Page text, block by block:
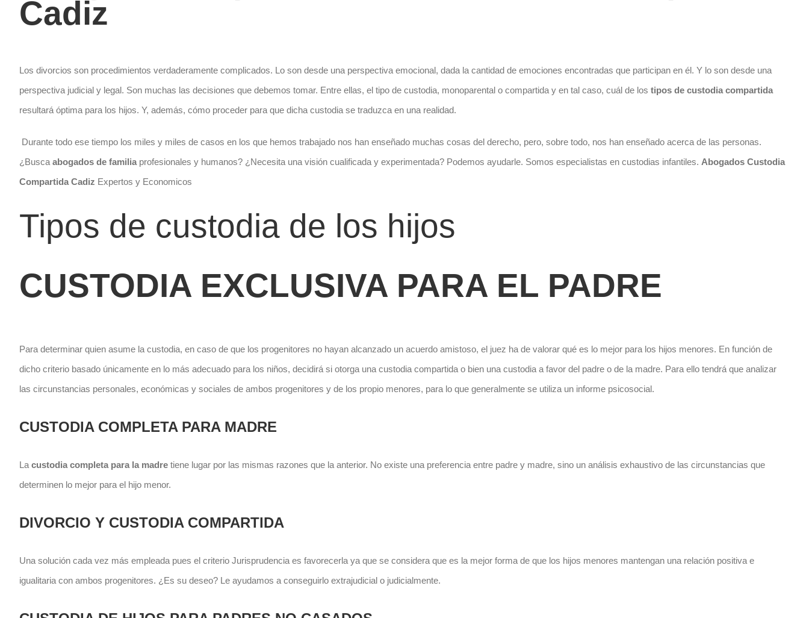
Cadiz
Los divorcios son procedimientos verdaderamente complicados. Lo son desde una perspectiva emocional, dada la cantidad de emociones encontradas que participan en él. Y lo son desde una
perspectiva judicial y legal. Son muchas las decisiones que debemos tomar. Entre ellas, el tipo de custodia, monoparental o compartida y en tal caso, cuál de los tipos de custodia compartida
resultará óptima para los hijos. Y, además, cómo proceder para que dicha custodia se traduzca en una realidad.
Durante todo ese tiempo los miles y miles de casos en los que hemos trabajado nos han enseñado muchas cosas del derecho, pero, sobre todo, nos han enseñado acerca de las personas.
¿Busca abogados de familiaprofesionales y humanos? ¿Necesita una visión cualificada y experimentada? Podemos ayudarle. Somos especialistas en custodias infantiles. Abogados Custodia
Compartida Cadiz Expertos y Economicos
Tipos de custodia de los hijos
CUSTODIA EXCLUSIVA PARA EL PADRE
Para determinar quien asume la custodia, en caso de que los progenitores no hayan alcanzado un acuerdo amistoso, el juez ha de valorar qué es lo mejor para los hijos menores. En función de
dicho criterio basado únicamente en lo más adecuado para los niños, decidirá si otorga una custodia compartida o bien una custodia a favor del padre o de la madre. Para ello tendrá que analizar
las circunstancias personales, económicas y sociales de ambos progenitores y de los propio menores, para lo que generalmente se utiliza un informe psicosocial.
CUSTODIA COMPLETA PARA MADRE
La custodia completa para la madretiene lugar por las mismas razones que la anterior. No existe una preferencia entre padre y madre, sino un análisis exhaustivo de las circunstancias que
determinen lo mejor para el hijo menor.
DIVORCIO Y CUSTODIA COMPARTIDA
Una solución cada vez más empleada pues el criterio Jurisprudencia es favorecerla ya que se considera que es la mejor forma de que los hijos menores mantengan una relación positiva e
igualitaria con ambos progenitores. ¿Es su deseo? Le ayudamos a conseguirlo extrajudicial o judicialmente.